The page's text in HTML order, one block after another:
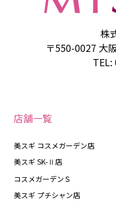
株
〒550-0027 大
店舗一覧
美スギ コスメガーデン店
美スギ SK-Ⅱ店
コスメガーデンＳ
美スギ プチシャン店